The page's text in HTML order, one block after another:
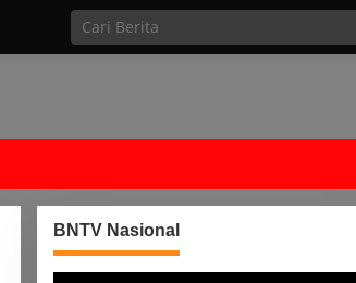
BNTV Nasional